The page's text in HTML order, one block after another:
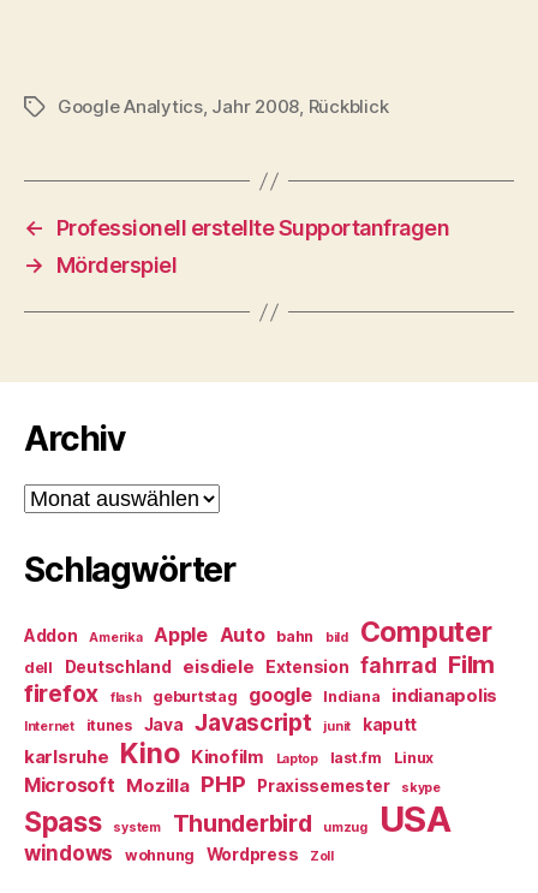
Schlagwörter
Google Analytics, Jahr 2008, Rückblick
←
Professionell erstellte Supportanfragen
→
Mörderspiel
Archiv
Archiv
Schlagwörter
Addon Amerika Apple Auto bahn bild Computer
dell Deutschland eisdiele Extension fahrrad Film
firefox flash geburtstag google Indiana indianapolis
Internet itunes Java Javascript junit kaputt
karlsruhe Kino Kinofilm Laptop last.fm Linux
Microsoft Mozilla PHP Praxissemester skype
Spass system Thunderbird umzug USA
windows wohnung Wordpress Zoll